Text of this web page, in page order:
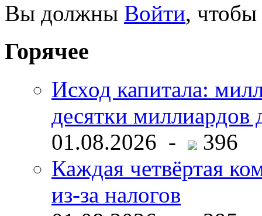
Вы должны Войти, чтобы
Горячее
Исход капитала:
десятки миллиардов
01.08.2026 -
396
Каждая четвёртая
из-за налогов